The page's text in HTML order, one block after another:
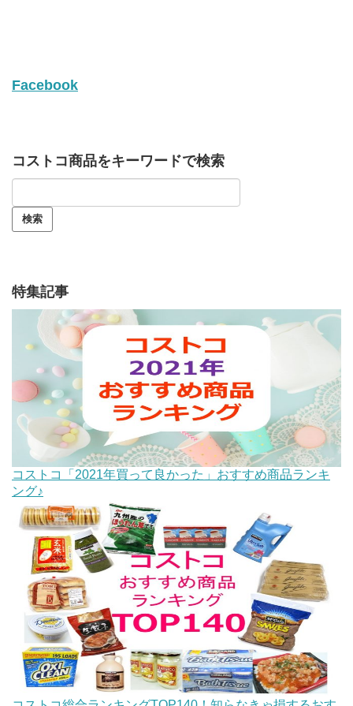
Facebook
コストコ商品をキーワードで検索
特集記事
コストコ「2021年買って良かった」おすすめ商品ランキ
ング♪